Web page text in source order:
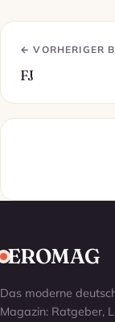
← VORHERIGER
FJ
EROMAG
Das moderne
Magazin: Ratgeber,